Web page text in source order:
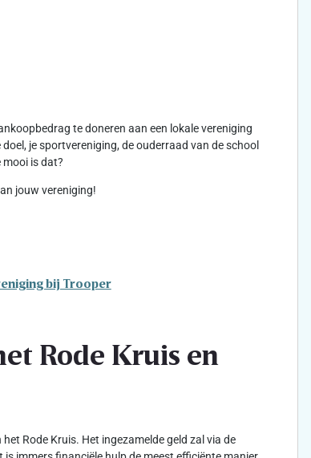
te doneren aan een lokale vereniging
je sportvereniging, de ouderraad van de school
is dat?
jouw vereniging!
bij Trooper
Rode Kruis en
Rode Kruis. Het ingezamelde geld zal via de